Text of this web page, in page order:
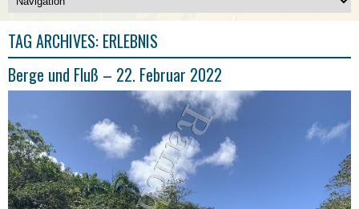
TAG ARCHIVES: ERLEBNIS
Berge und Fluß – 22. Februar 2022